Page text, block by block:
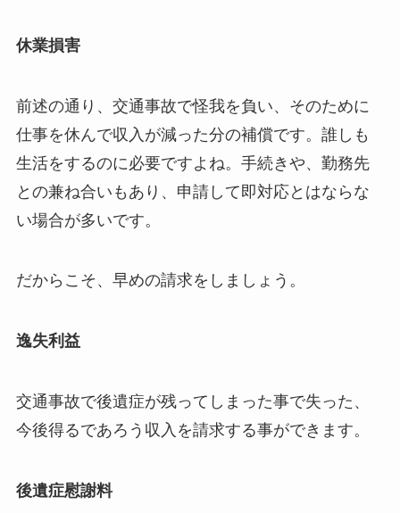
休業損害
前述の通り、交通事故で怪我を負い、そのために
仕事を休んで収入が減った分の補償です。誰しも
生活をするのに必要ですよね。手続きや、勤務先
との兼ね合いもあり、申請して即対応とはならな
い場合が多いです。
だからこそ、早めの請求をしましょう。
逸失利益
交通事故で後遺症が残ってしまった事で失った、
今後得るであろう収入を請求する事ができます。
後遺症慰謝料